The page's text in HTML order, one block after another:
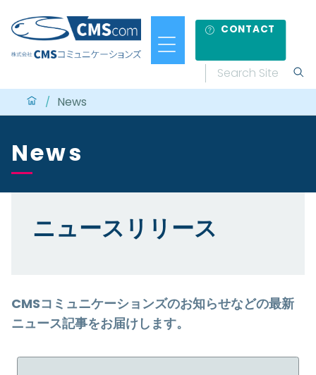
CONTACT
/ News
News
ニュースリリース
CMSコミュニケーションズのお知らせなどの最新
ニュース記事をお届けします。